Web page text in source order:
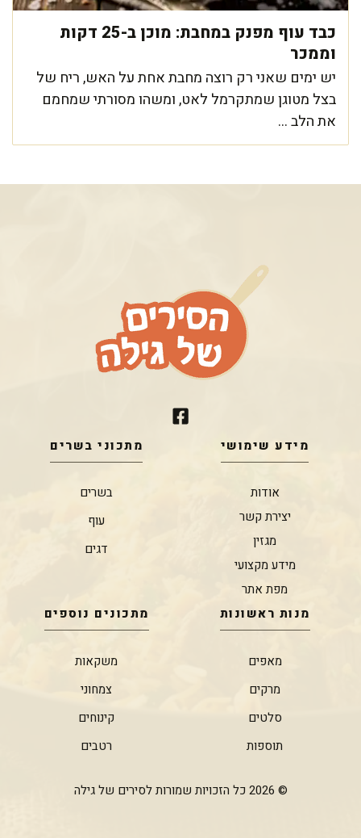
כבד עוף מפנק במחבת: מוכן ב-25 דקות
וממכר
יש ימים שאני רק רוצה מחבת אחת על האש, ריח של
בצל מטוגן שמתקרמל לאט, ומשהו מסורתי שמחמם
את הלב ...
מידע שימושי
אודות
יצירת קשר
מגזין
מידע מקצועי
מפת אתר
מתכוני בשרים
בשרים
עוף
דגים
מנות ראשונות
מאפים
מרקים
סלטים
תוספות
מתכונים נוספים
משקאות
צמחוני
קינוחים
רטבים
© 2026 כל הזכויות שמורות לסירים של גילה